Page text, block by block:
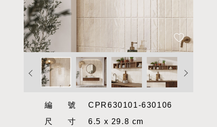
編號CPR630101-630106
尺寸6.5 x 29.8 cm